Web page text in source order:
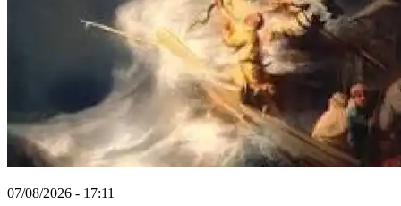
07/08/2026 - 17:11